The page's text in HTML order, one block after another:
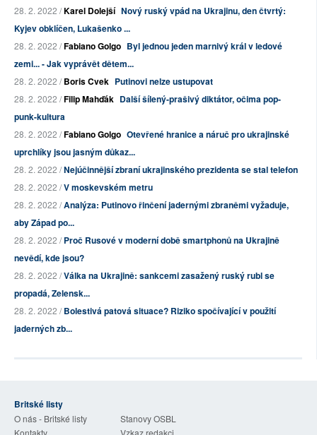
28. 2. 2022 /Karel Dolejší Nový ruský vpád na Ukrajinu, den čtvrtý:
Kyjev obklíčen, Lukašenko ...
28. 2. 2022 /Fabiano Golgo Byl jednou jeden marnivý král v ledové
zemi... - Jak vyprávět dětem...
28. 2. 2022 /Boris Cvek Putinovi nelze ustupovat
28. 2. 2022 /Filip Mahďák Další šílený-prašivý diktátor, očima pop-
punk-kultura
28. 2. 2022 /Fabiano Golgo Otevřené hranice a náruč pro ukrajinské
uprchlíky jsou jasným důkaz...
28. 2. 2022 /Nejúčinnější zbraní ukrajinského prezidenta se stal telefon
28. 2. 2022 /V moskevském metru
28. 2. 2022 /Analýza: Putinovo řinčení jadernými zbraněmi vyžaduje,
aby Západ po...
28. 2. 2022 /Proč Rusové v moderní době smartphonů na Ukrajině
nevědí, kde jsou?
28. 2. 2022 /Válka na Ukrajině: sankcemi zasažený ruský rubl se
propadá, Zelensk...
28. 2. 2022 /Bolestivá patová situace? Riziko spočívající v použití
jaderných zb...
Britské listy
O nás - Britské listy
Stanovy OSBL